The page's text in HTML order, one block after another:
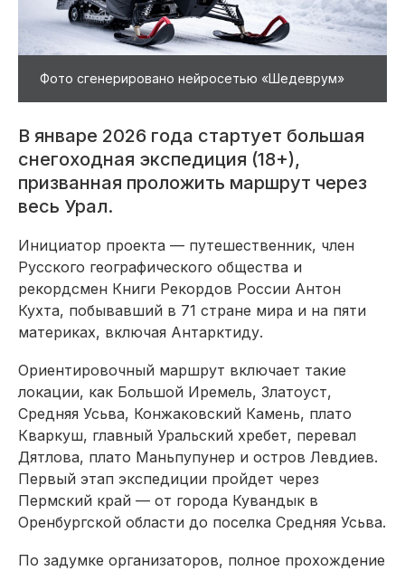
Фото сгенерировано нейросетью «Шедеврум»
В январе 2026 года стартует большая
снегоходная экспедиция (18+),
призванная проложить маршрут через
весь Урал.
Инициатор проекта — путешественник, член
Русского географического общества и
рекордсмен Книги Рекордов России Антон
Кухта, побывавший в 71 стране мира и на пяти
материках, включая Антарктиду.
Ориентировочный маршрут включает такие
локации, как Большой Иремель, Златоуст,
Средняя Усьва, Конжаковский Камень, плато
Кваркуш, главный Уральский хребет, перевал
Дятлова, плато Маньпупунер и остров Левдиев.
Первый этап экспедиции пройдет через
Пермский край — от города Кувандык в
Оренбургской области до поселка Средняя Усьва.
По задумке организаторов, полное прохождение